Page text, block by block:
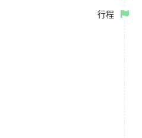
行程